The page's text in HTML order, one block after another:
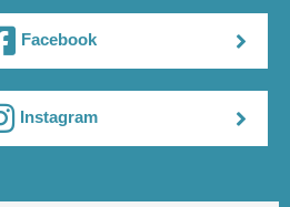
Facebook
Instagram